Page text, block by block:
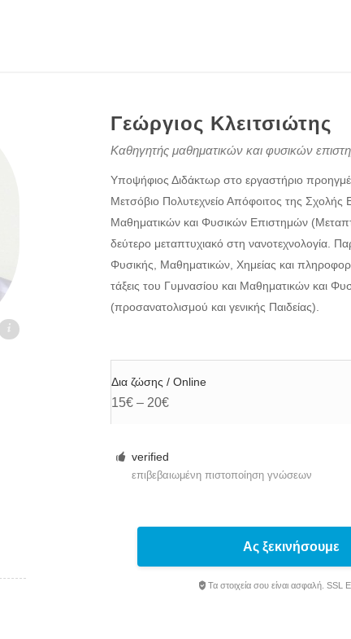
Γεώργιος Κλειτσιώτης
Καθηγητής μαθηματικών και φυσικών
Υποψήφιος Διδάκτωρ στο εργαστήριο
Μετσόβιο Πολυτεχνείο Απόφοιτος της
Μαθηματικών και Φυσικών Επιστημών
δεύτερο μεταπτυχιακό στη νανοτεχνολογία.
Φυσικής, Μαθηματικών, Χημείας και
τάξεις του Γυμνασίου και Μαθηματικών και
(προσανατολισμού και γενικής Παιδείας).
Δια ζώσης / Online
15€ – 20€
verified
επιβεβαιωμένη πιστοποίηση γνώσεων
Ας ξεκινήσουμε
Τα στοιχεία σου είναι ασφαλή. SSL